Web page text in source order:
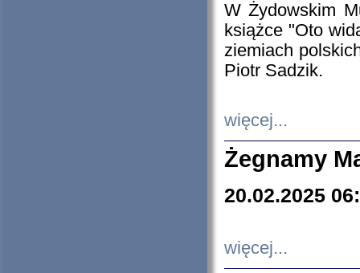
W Żydowskim
książce "Oto
ziemiach
Piotr Sadzik.
więcej...
Żegnamy
20.02.2025
więcej...